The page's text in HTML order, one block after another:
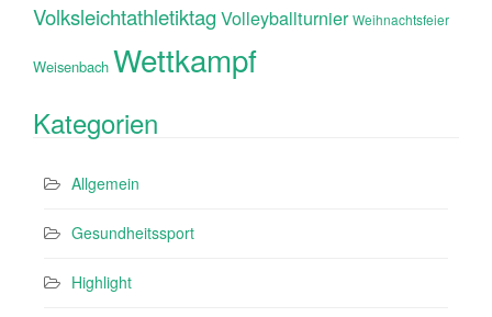
Volksleichtathletiktag Volleyballturnier Weihnachtsfeier
Weisenbach Wettkampf
Kategorien
Allgemein
Gesundheitssport
Highlight